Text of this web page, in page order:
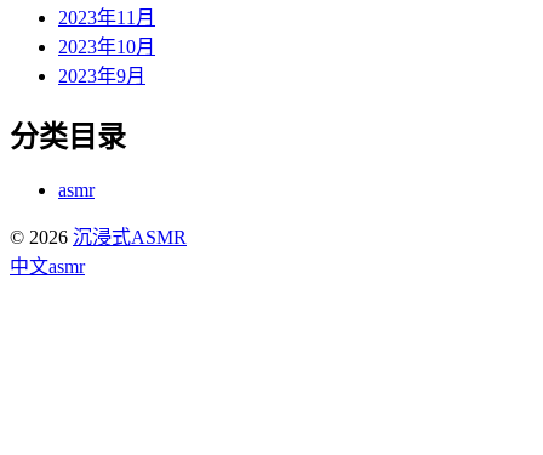
2023年11月
2023年10月
2023年9月
分类目录
asmr
© 2026 沉浸式ASMR
中文asmr